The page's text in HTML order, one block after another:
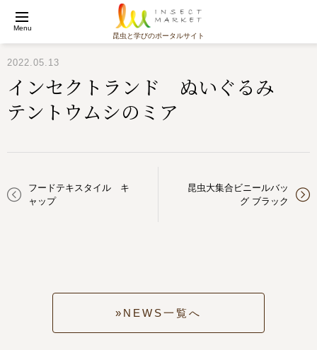
昆虫と学びのポータルサイト
Menu
2022.05.13
インセクトランド ぬいぐるみ
テントウムシのミア
フードテキスタイル キ
ャップ
昆虫大集合ビニールバッ
グ ブラック
NEWS一覧へ